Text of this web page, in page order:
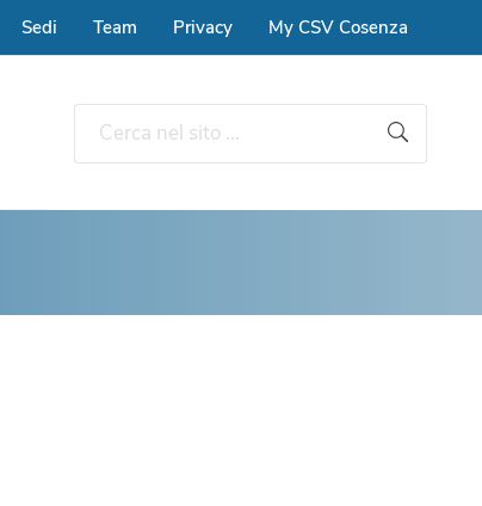
Sedi Team Privacy My CSV Cosenza